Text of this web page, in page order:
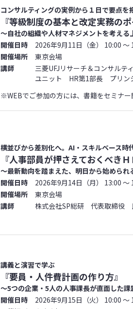
コンサルティングの実例から１日で要点を
『等級制度の基本と改定実務のポ
～自社の組織や人材マネジメントを考え
開催日時
2026年9月11日（金） 10:00 ～
開催場所
東京会場
講師
三菱UFJリサーチ＆コンサル
ユニット HR第1部長 プリ
※WEBでご参加の方には、書籍をセミナー
横並びから差別化へ。AI・スキルベース
『人事部員が押さえておくべき
～最新動向を踏まえた、明日から始められ
開催日時
2026年9月14日（月） 13:00 ～
開催場所
東京会場
講師
株式会社SP総研 代表取締役
講義と演習で学ぶ
『要員・人件費計画の作り方』
～5つの企業・5人の人事課長が直面した課
開催日時
2026年9月15日（火） 10:00 ～